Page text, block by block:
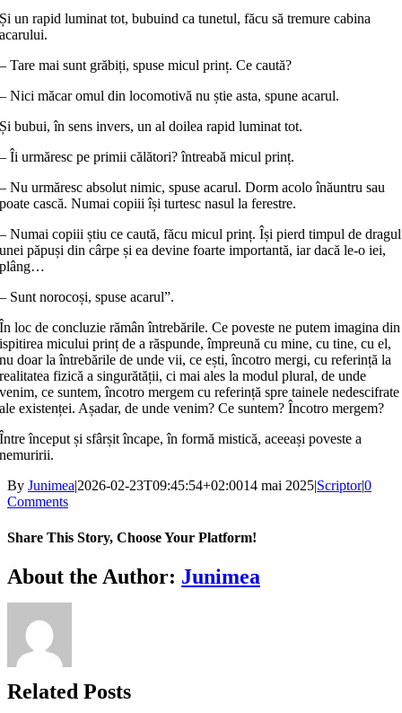
Și un rapid luminat tot, bubuind ca tunetul, făcu să tremure cabina
acarului.
– Tare mai sunt grăbiți, spuse micul prinț. Ce caută?
– Nici măcar omul din locomotivă nu știe asta, spune acarul.
Și bubui, în sens invers, un al doilea rapid luminat tot.
– Îi urmăresc pe primii călători? întreabă micul prinț.
– Nu urmăresc absolut nimic, spuse acarul. Dorm acolo înăuntru sau
poate cască. Numai copiii își turtesc nasul la ferestre.
– Numai copiii știu ce caută, făcu micul prinț. Își pierd timpul de dragul
unei păpuși din cârpe și ea devine foarte importantă, iar dacă le-o iei,
plâng…
– Sunt norocoși, spuse acarul”.
În loc de concluzie rămân întrebările. Ce poveste ne putem imagina din
ispitirea micului prinț de a răspunde, împreună cu mine, cu tine, cu el,
nu doar la întrebările de unde vii, ce ești, încotro mergi, cu referință la
realitatea fizică a singurătății, ci mai ales la modul plural, de unde
venim, ce suntem, încotro mergem cu referință spre tainele nedescifrate
ale existenței. Așadar, de unde venim? Ce suntem? Încotro mergem?
Între început și sfârșit încape, în formă mistică, aceeași poveste a
nemuririi.
By Junimea|2026-02-23T09:45:54+02:0014 mai 2025|Scriptor|0
Comments
Share This Story, Choose Your Platform!
Facebook
X
Bluesky
Reddit
LinkedIn
WhatsApp
Telegram
Tumblr
Xing
Email
Copy
Link
About the Author: Junimea
Related Posts